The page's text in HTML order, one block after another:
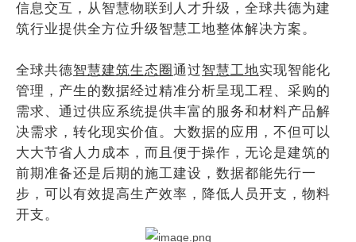
信息交互，从智慧物联到人才升级，全球共德为建
筑行业提供全方位升级智慧工地整体解决方案。
全球共德智慧建筑生态圈 通过智慧工地实现智能化
管理 ，产生的数据经过精准分析呈现工程、采购的
需求、通过供应系统提供丰富的服务和材料产品解
决需求，转化现实价值。大数据的应用，不但可以
大大节省人力成本，而且便于操作，无论是建筑的
前期准备还是后期的施工建设，数据都能先行一
步，可以有效提高生产效率，降低人员开支，物料
开支。